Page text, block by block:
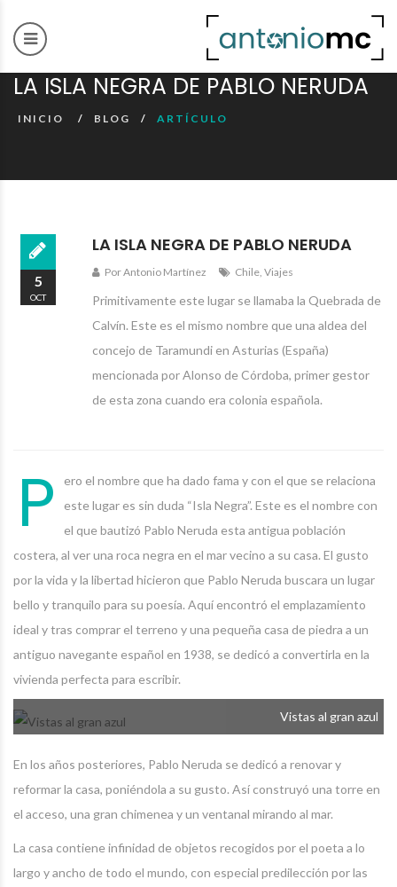
LA ISLA NEGRA DE PABLO NERUDA
INICIO BLOG ARTÍCULO
LA ISLA NEGRA DE PABLO NERUDA
Por Antonio Martínez Chile, Viajes
Primitivamente este lugar se llamaba la Quebrada de
Calvín. Este es el mismo nombre que una aldea del
concejo de Taramundi en Asturias (España)
mencionada por Alonso de Córdoba, primer gestor
de esta zona cuando era colonia española.
5
OCT
P
ero el nombre que ha dado fama y con el que se relaciona
este lugar es sin duda “Isla Negra”. Este es el nombre con
el que bautizó Pablo Neruda esta antigua población
costera, al ver una roca negra en el mar vecino a su casa. El gusto
por la vida y la libertad hicieron que Pablo Neruda buscara un lugar
bello y tranquilo para su poesía. Aquí encontró el emplazamiento
ideal y tras comprar el terreno y una pequeña casa de piedra a un
antiguo navegante español en 1938, se dedicó a convertirla en la
vivienda perfecta para escribir.
Vistas al gran azul
En los años posteriores, Pablo Neruda se dedicó a renovar y
reformar la casa, poniéndola a su gusto. Así construyó una torre en
el acceso, una gran chimenea y un ventanal mirando al mar.
La casa contiene infinidad de objetos recogidos por el poeta a lo
largo y ancho de todo el mundo, con especial predilección por las